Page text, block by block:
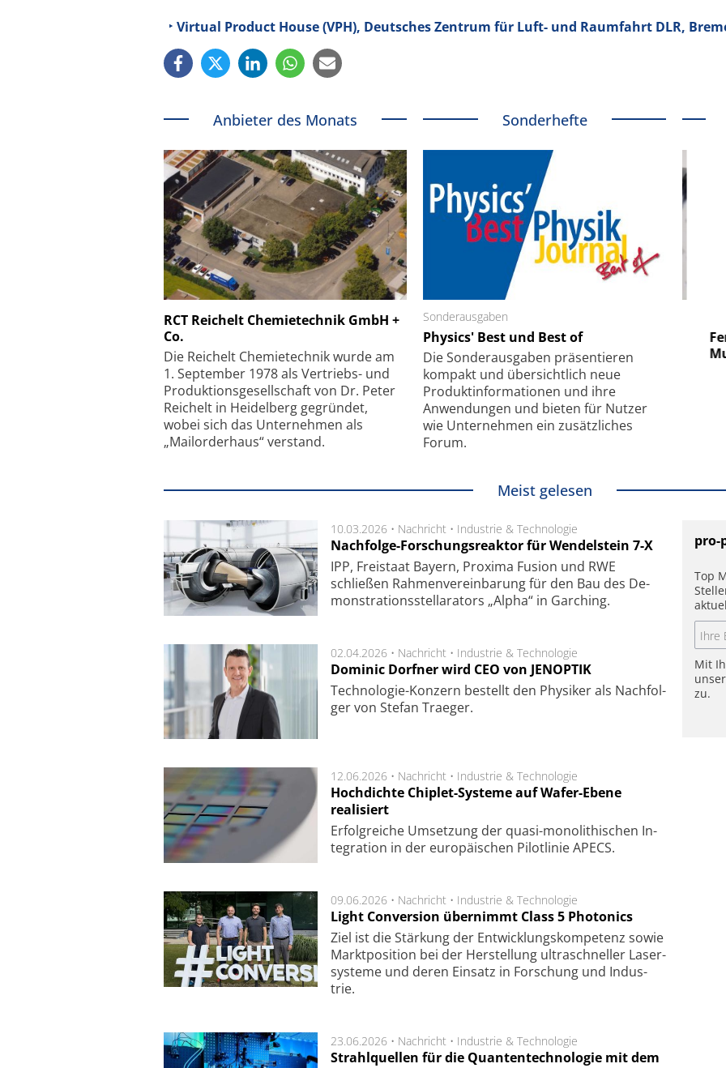
Virtual Product House (VPH), Deutsches Zentrum für Luft- und Raumfahrt DLR,
Anbieter des Monats
RCT Reichelt Chemietechnik GmbH +
Co.
Die Reichelt Chemietechnik wurde am
1. September 1978 als Vertriebs- und
Produktionsgesellschaft von Dr. Peter
Reichelt in Heidelberg gegründet,
wobei sich das Unternehmen als
„Mailorderhaus“ verstand.
Sonderhefte
Sonderausgaben
Physics' Best und Best of
Die Sonder­ausgaben präsentieren
kompakt und übersichtlich neue
Produkt­informationen und ihre
Anwendungen und bieten für Nutzer
wie Unternehmen ein zusätzliches
Forum.
Schäfter + Kirchhoff GmbH
Feinfokussierungsmechanismus
Elektronenmikroskopie auf
kleinstem Raum
Meist gelesen
10.03.2026 • Nachricht • Industrie & Technologie
Nachfolge-Forschungsreaktor für Wendelstein 7-X
IPP, Frei­staat Bay­ern, Pro­xi­ma Fu­sion und RWE
schließen Rah­men­ver­ein­ba­rung für den Bau des De­
mon­stra­tions­stel­la­ra­tors „Alpha“ in Gar­ching.
02.04.2026 • Nachricht • Industrie & Technologie
Dominic Dorfner wird CEO von JENOPTIK
Techno­logie-Konzern be­stellt den Phy­si­ker als Nach­fol­
ger von Ste­fan Trae­ger.
12.06.2026 • Nachricht • Industrie & Technologie
Hochdichte Chiplet-Systeme auf Wafer-Ebene
realisiert
Er­folg­rei­che Um­set­zung der quasi-mono­li­thi­schen In­
te­gra­tion in der eu­ro­pä­i­schen Pi­lot­li­nie APECS.
09.06.2026 • Nachricht • Industrie & Technologie
Light Conversion übernimmt Class 5 Photonics
Ziel ist die Stär­kung der Ent­wick­lungs­kom­pe­tenz sowie
Markt­po­si­tion bei der Her­stel­lung ul­tra­schnel­ler Laser­
sys­te­me und de­ren Ein­satz in For­schung und In­dus­
trie.
23.06.2026 • Nachricht • Industrie & Technologie
Strahlquellen für die Quantentechnologie mit dem
pro-
Top
Mit
zu.